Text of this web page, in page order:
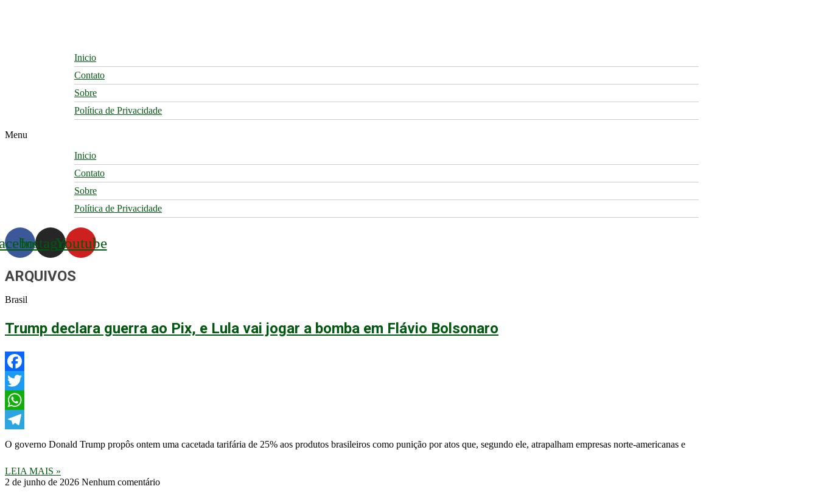
Inicio
Contato
Sobre
Política de Privacidade
Menu
Inicio
Contato
Sobre
Política de Privacidade
InstagramYoutube
ARQUIVOS
Brasil
Trump declara guerra ao Pix, e Lula vai jogar a bomba em Flávio Bolsonaro
Facebook
Twitter
WhatsApp
Telegram
O governo Donald Trump propôs ontem uma cacetada tarifária de 25% aos produtos brasileiros como punição por atos que, segundo ele, atrapalham empresas norte-americanas e
LEIA MAIS »
2 de junho de 2026 Nenhum comentário